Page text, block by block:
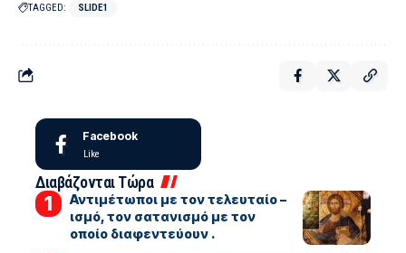
TAGGED: SLIDE1
Facebook
Like
Διαβάζονται Τώρα
Αντιμέτωποι με τον τελευταίο –
ισμό, τον σατανισμό με τον
οποίο διαφεντεύουν .